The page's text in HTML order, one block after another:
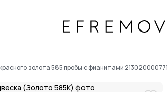
золота 585 пробы с фианитами 213020000771